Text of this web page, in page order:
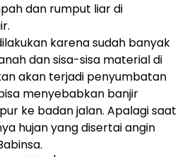
dan rumput liar di
karena sudah banyak
dan sisa-sisa material di
akan terjadi penyumbatan
menyebabkan banjir
ke badan jalan. Apalagi saat
hujan yang disertai angin